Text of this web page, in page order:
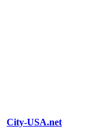
City-USA.net